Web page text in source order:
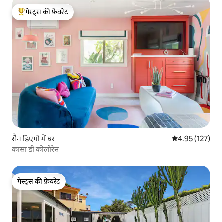
गेस्ट्स का टॉप फ़ेवरेट
गेस्ट्स की फ़ेवरेट
सैन डिएगो में घर औसत रेटिंग 5 में से
4.95 (127)
कासा डी कोलोरेस
गेस्ट्स की फ़ेवरेट
गेस्ट्स की फ़ेवरेट